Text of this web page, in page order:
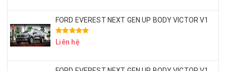
FORD EVEREST NEXT GEN UP BODY VICTOR V1
Liên hệ